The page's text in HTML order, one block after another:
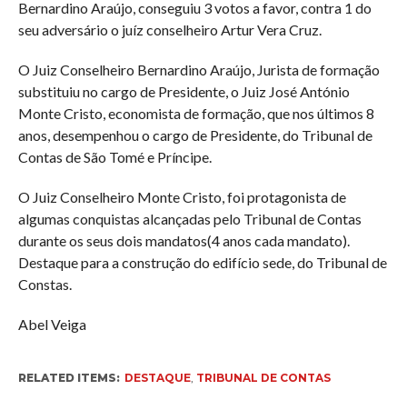
Bernardino Araújo, conseguiu 3 votos a favor, contra 1 do
seu adversário o juíz conselheiro Artur Vera Cruz.
O Juiz Conselheiro Bernardino Araújo, Jurista de formação
substituiu no cargo de Presidente, o Juiz José António
Monte Cristo, economista de formação, que nos últimos 8
anos, desempenhou o cargo de Presidente, do Tribunal de
Contas de São Tomé e Príncipe.
O Juiz Conselheiro Monte Cristo, foi protagonista de
algumas conquistas alcançadas pelo Tribunal de Contas
durante os seus dois mandatos(4 anos cada mandato).
Destaque para a construção do edifício sede, do Tribunal de
Constas.
Abel Veiga
RELATED ITEMS: DESTAQUE, TRIBUNAL DE CONTAS